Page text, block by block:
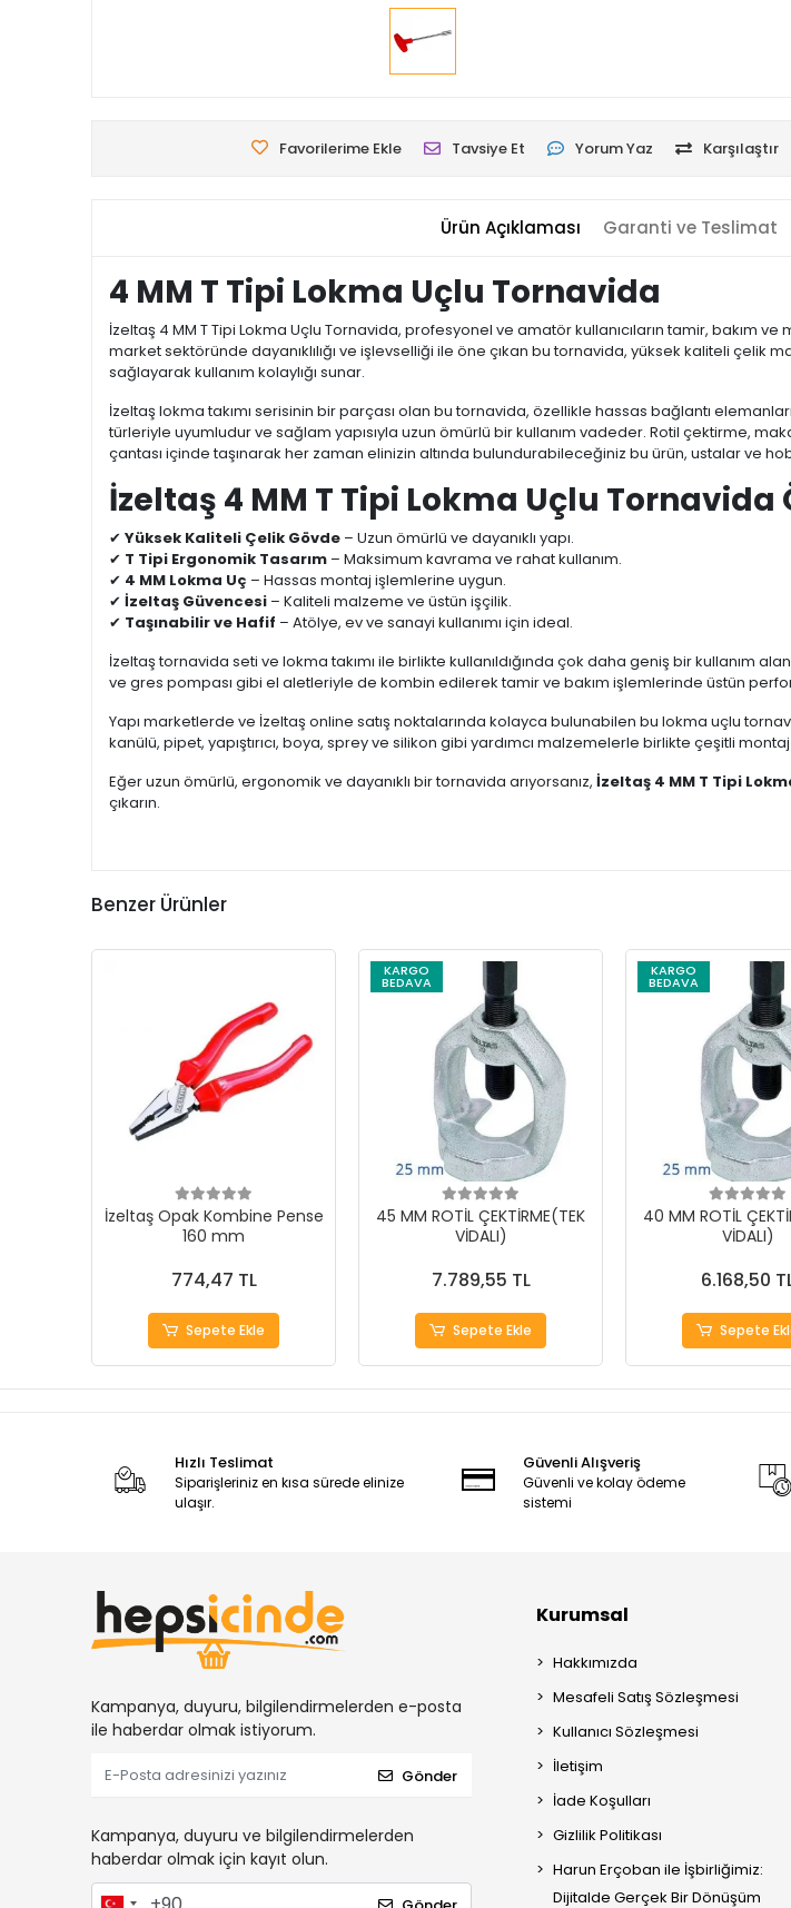
Favorilerime Ekle Tavsiye Et Yorum Yaz Karşılaştır
Ürün Açıklaması Garanti ve Teslimat
4 MM T Tipi Lokma Uçlu Tornavida
İzeltaş 4 MM T Tipi Lokma Uçlu Tornavida, profesyonel ve amatör kullanıcıların tamir, bakım
market sektöründe dayanıklılığı ve işlevselliği ile öne çıkan bu tornavida, yüksek kaliteli
sağlayarak kullanım kolaylığı sunar.
İzeltaş lokma takımı serisinin bir parçası olan bu tornavida, özellikle hassas bağlantı
türleriyle uyumludur ve sağlam yapısıyla uzun ömürlü bir kullanım vadeder. Rotil çektirme,
çantası içinde taşınarak her zaman elinizin altında bulundurabileceğiniz bu ürün, ustalar ve
İzeltaş 4 MM T Tipi Lokma Uçlu Tornavida
✔ Yüksek Kaliteli Çelik Gövde – Uzun ömürlü ve dayanıklı yapı.
✔ T Tipi Ergonomik Tasarım – Maksimum kavrama ve rahat kullanım.
✔ 4 MM Lokma Uç – Hassas montaj işlemlerine uygun.
✔ İzeltaş Güvencesi – Kaliteli malzeme ve üstün işçilik.
✔ Taşınabilir ve Hafif – Atölye, ev ve sanayi kullanımı için ideal.
İzeltaş tornavida seti ve lokma takımı ile birlikte kullanıldığında çok daha geniş bir kullanım
ve gres pompası gibi el aletleriyle de kombin edilerek tamir ve bakım işlemlerinde üstün
Yapı marketlerde ve İzeltaş online satış noktalarında kolayca bulunabilen bu lokma uçlu
kanülü, pipet, yapıştırıcı, boya, sprey ve silikon gibi yardımcı malzemelerle birlikte çeşitli
Eğer uzun ömürlü, ergonomik ve dayanıklı bir tornavida arıyorsanız, İzeltaş 4 MM T Tipi
çıkarın.
Benzer Ürünler
İzeltaş Opak Kombine Pense
160 mm
774,47 TL
Sepete Ekle
KARGO
BEDAVA
45 MM ROTİL ÇEKTİRME(TEK
VİDALI)
7.789,55 TL
Sepete Ekle
KARGO
BEDAVA
40 MM ROTİL
VİDALI)
6.168,50
Sepete
Hızlı Teslimat
Siparişleriniz en kısa sürede elinize
ulaşır.
Güvenli Alışveriş
Güvenli ve kolay ödeme
sistemi
Kampanya, duyuru, bilgilendirmelerden e-posta
ile haberdar olmak istiyorum.
Gönder
Kampanya, duyuru ve bilgilendirmelerden
haberdar olmak için kayıt olun.
Kurumsal
Hakkımızda
Mesafeli Satış Sözleşmesi
Kullanıcı Sözleşmesi
İletişim
İade Koşulları
Gizlilik Politikası
Harun Erçoban ile İşbirliğimiz:
Dijitalde Gerçek Bir Dönüşüm